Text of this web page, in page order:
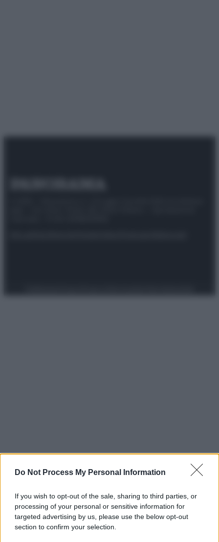
Do Not Process My Personal Information
If you wish to opt-out of the sale, sharing to third parties, or
processing of your personal or sensitive information for
targeted advertising by us, please use the below opt-out
section to confirm your selection.